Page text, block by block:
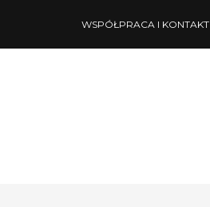
WSPÓŁPRACA I KONTAKT